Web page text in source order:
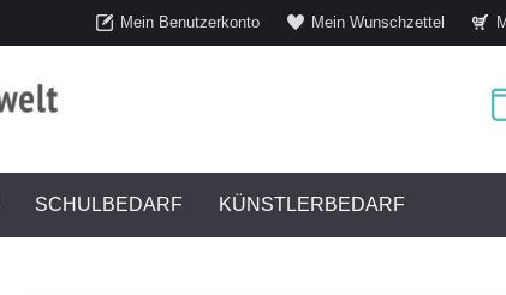
Mein Benutzerkonto Mein Wunschzettel
SCHULBEDARF KÜNSTLERBEDARF